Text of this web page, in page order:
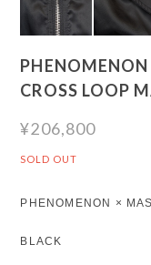
CROSS LOOP
¥206,800
SOLD OUT
PHENOMENON ×
BLACK